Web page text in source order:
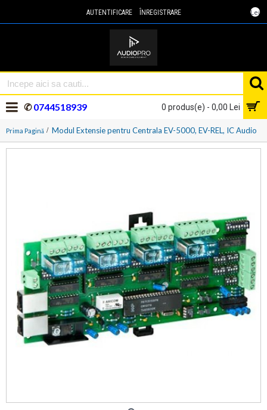
Lei
AUTENTIFICARE ÎNREGISTRARE
0 produs(e) - 0,00 Lei
✆0744518939
Prima Pagină Modul Extensie pentru Centrala EV-5000, EV-REL, IC Audio